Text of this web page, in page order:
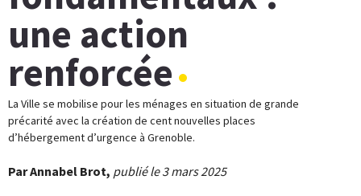
une action
renforcée
La Ville se mobilise pour les ménages en situation de grande
précarité avec la création de cent nouvelles places
d’hébergement d’urgence à Grenoble.
Par Annabel Brot, publié le 3 mars 2025